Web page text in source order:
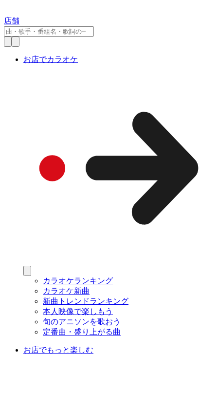
店舗
お店でカラオケ
カラオケランキング
カラオケ新曲
新曲トレンドランキング
本人映像で楽しもう
旬のアニソンを歌おう
定番曲・盛り上がる曲
お店でもっと楽しむ